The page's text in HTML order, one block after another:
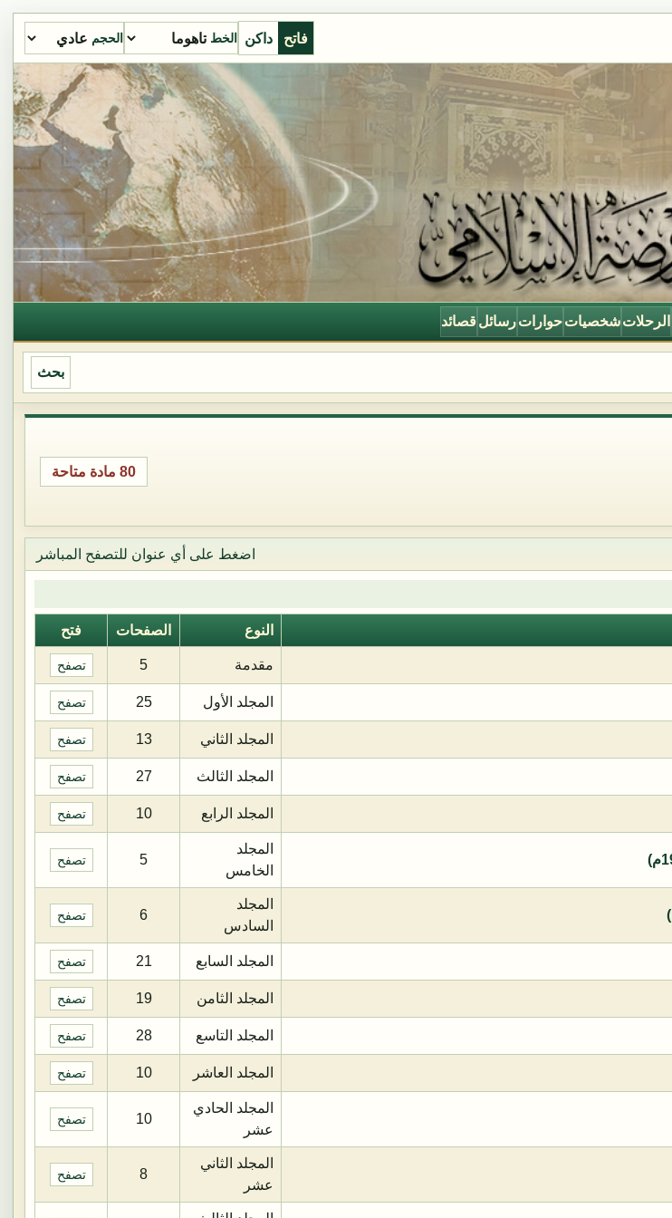
فاتح داكن الخط الحجم
الرحلات شخصيات حوارات رسائل قصائد
بحث
80 مادة متاحة
اضغط على أي عنوان للتصفح المباشر
النوع الصفحات فتح
مقدمة 5 تصفح
المجلد الأول 25 تصفح
المجلد الثاني 13 تصفح
المجلد الثالث 27 تصفح
المجلد الرابع 10 تصفح
المجلد
الخامس
5 تصفح
المجلد
السادس
6 تصفح
المجلد السابع 21 تصفح
المجلد الثامن 19 تصفح
المجلد التاسع 28 تصفح
المجلد العاشر 10 تصفح
المجلد الحادي
عشر
10 تصفح
المجلد الثاني
عشر
8 تصفح